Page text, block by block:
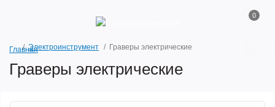
0
ГлавнаяЭлектроинструмент Граверы электрические
Граверы электрические